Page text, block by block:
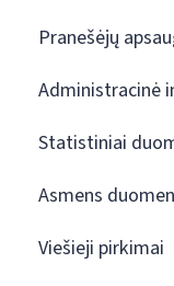
Pranešėjų
Administracinė
Statistiniai
Asmens
Viešieji pirkimai